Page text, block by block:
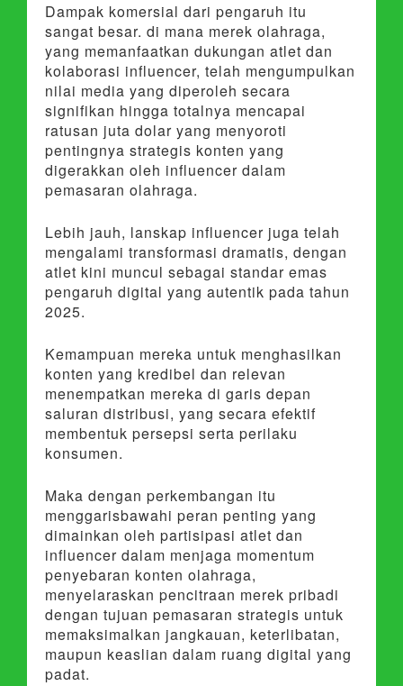
Dampak komersial dari pengaruh itu
sangat besar. di mana merek olahraga,
yang memanfaatkan dukungan atlet dan
kolaborasi influencer, telah mengumpulkan
nilai media yang diperoleh secara
signifikan hingga totalnya mencapai
ratusan juta dolar yang menyoroti
pentingnya strategis konten yang
digerakkan oleh influencer dalam
pemasaran olahraga.
Lebih jauh, lanskap influencer juga telah
mengalami transformasi dramatis, dengan
atlet kini muncul sebagai standar emas
pengaruh digital yang autentik pada tahun
2025.
Kemampuan mereka untuk menghasilkan
konten yang kredibel dan relevan
menempatkan mereka di garis depan
saluran distribusi, yang secara efektif
membentuk persepsi serta perilaku
konsumen.
Maka dengan perkembangan itu
menggarisbawahi peran penting yang
dimainkan oleh partisipasi atlet dan
influencer dalam menjaga momentum
penyebaran konten olahraga,
menyelaraskan pencitraan merek pribadi
dengan tujuan pemasaran strategis untuk
memaksimalkan jangkauan, keterlibatan,
maupun keaslian dalam ruang digital yang
padat.